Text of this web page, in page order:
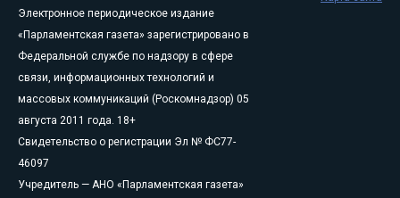
Электронное периодическое издание
«Парламентская газета» зарегистрировано в
Федеральной службе по надзору в сфере
связи, информационных технологий и
массовых коммуникаций (Роскомнадзор) 05
августа 2011 года. 18+
Свидетельство о регистрации Эл № ФС77-
46097
Учредитель — АНО «Парламентская газета»